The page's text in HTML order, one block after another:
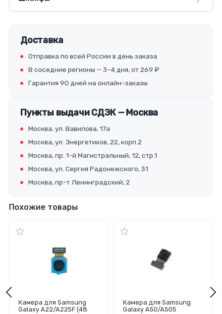
Доставка
Отправка по всей России в день заказа
В соседние регионы — 3–4 дня, от 269 ₽
Гарантия 90 дней на онлайн-заказы
Пункты выдачи СДЭК — Москва
Москва, ул. Вавилова, 17а
Москва, ул. Энергетиков, 22, корп.2
Москва, пр. 1-й Магистральный, 12, стр.1
Москва, ул. Сергия Радонежского, 31
Москва, пр-т Ленинградский, 2
Похожие товары
Камера для Samsung
Galaxy A22/A225F (48
Камера для Samsung
Galaxy A50/A505